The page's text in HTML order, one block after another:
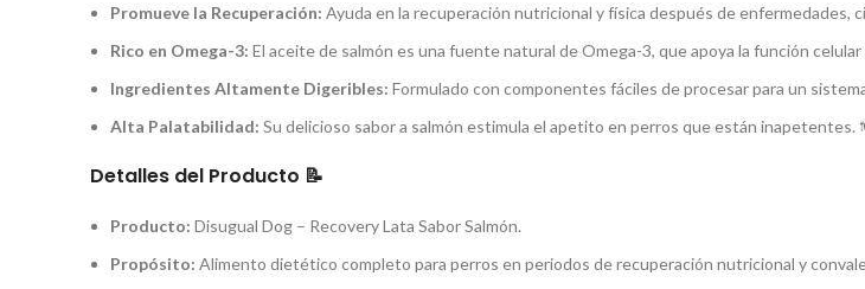
Promueve la Recuperación: Ayuda en la recuperación nutricional y física después de enfermedades,
Rico en Omega-3: El aceite de salmón es una fuente natural de Omega-3, que apoya la función
Ingredientes Altamente Digeribles: Formulado con componentes fáciles de procesar para un
Alta Palatabilidad: Su delicioso sabor a salmón estimula el apetito en perros que están
Detalles del Producto 📝
Producto: Disugual Dog – Recovery Lata Sabor Salmón.
Propósito: Alimento dietético completo para perros en periodos de recuperación nutricional y